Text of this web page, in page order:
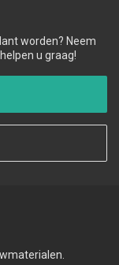
worden? Neem
u graag!